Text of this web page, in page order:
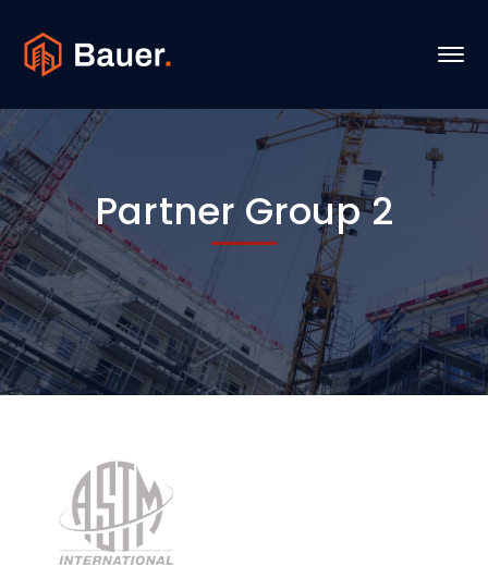
Partner Group 2